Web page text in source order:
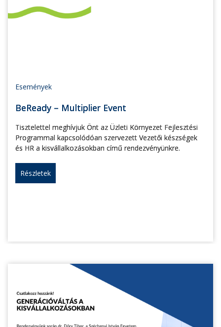
Események
BeReady – Multiplier Event
Tisztelettel meghívjuk Önt az Üzleti Környezet Fejlesztési
Programmal kapcsolódóan szervezett Vezetői készségek
és HR a kisvállalkozásokban című rendezvényünkre.
Részletek